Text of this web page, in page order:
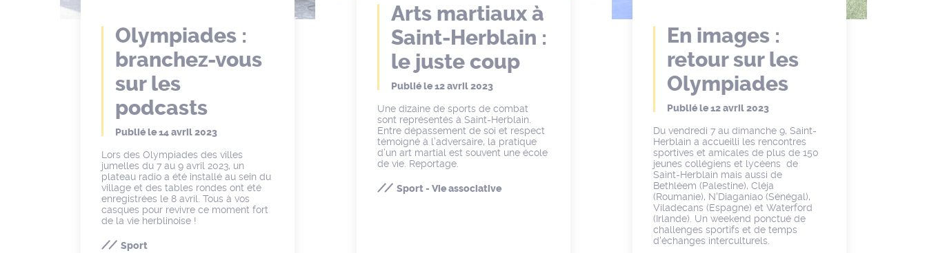
Olympiades :
branchez-vous
sur les
podcasts
Publié le14 avril 2023
Lors des Olympiades des villes
jumelles du 7 au 9 avril 2023, un
plateau radio a été installé au sein du
village et des tables rondes ont été
enregistrées le 8 avril. Tous à vos
casques pour revivre ce moment fort
de la vie herblinoise !
Sport
Arts martiaux à
Saint-Herblain :
le juste coup
Publié le12 avril 2023
Une dizaine de sports de combat
sont représentés à Saint-Herblain.
Entre dépassement de soi et respect
témoigné à l’adversaire, la pratique
d’un art martial est souvent une école
de vie. Reportage.
Sport - Vie associative
En images :
retour sur les
Olympiades
Publié le12 avril 2023
Du vendredi 7 au dimanche 9, Saint-
Herblain a accueilli les rencontres
sportives et amicales de plus de 150
jeunes collégiens et lycéens de
Saint-Herblain mais aussi de
Bethléem (Palestine), Cléja
(Roumanie), N'Diaganiao (Sénégal),
Viladecans (Espagne) et Waterford
(Irlande). Un weekend ponctué de
challenges sportifs et de temps
d'échanges interculturels.